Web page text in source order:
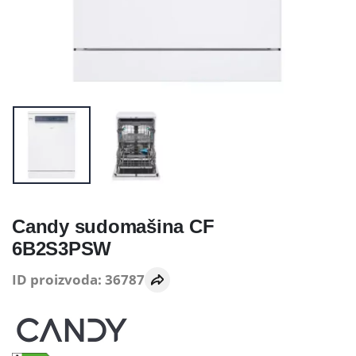
Candy sudomašina CF
6B2S3PSW
ID proizvoda: 36787